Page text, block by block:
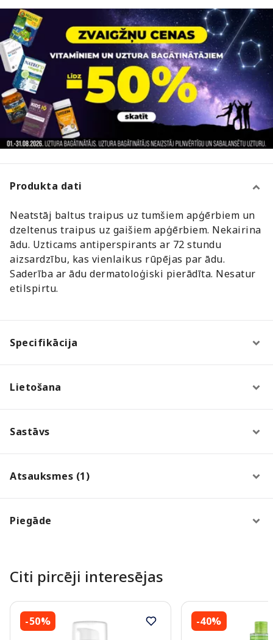
Produkta dati
Neatstāj baltus traipus uz tumšiem apģērbiem un
dzeltenus traipus uz gaišiem apģērbiem. Nekairina
ādu. Uzticams antiperspirants ar 72 stundu
aizsardzību, kas vienlaikus rūpējas par ādu.
Saderība ar ādu dermatoloģiski pierādīta. Nesatur
etilspirtu.
Specifikācija
Lietošana
Sastāvs
Atsauksmes (1)
Piegāde
Citi pircēji interesējas
-50% -40%